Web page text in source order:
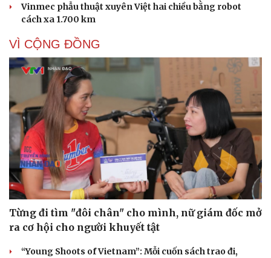
Cải chính
Vinmec phẫu thuật xuyên Việt hai chiều bằng robot
cách xa 1.700 km
VÌ CỘNG ĐỒNG
Từng đi tìm "đôi chân" cho mình, nữ giám đốc mở
ra cơ hội cho người khuyết tật
“Young Shoots of Vietnam”: Mỗi cuốn sách trao đi,